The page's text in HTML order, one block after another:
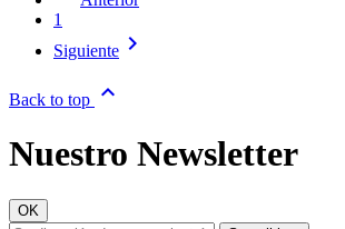
1
Siguiente 
Back to top 
Nuestro Newsletter